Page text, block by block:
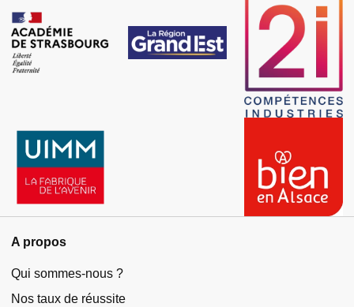
A propos
Qui sommes-nous ?
Nos taux de réussite